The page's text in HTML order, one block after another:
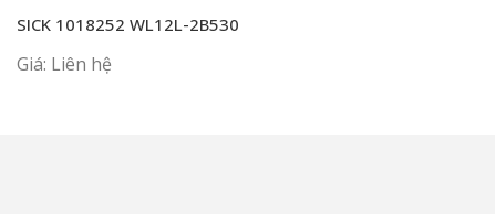
SICK 1018252 WL12L-2B530
Giá: Liên hệ